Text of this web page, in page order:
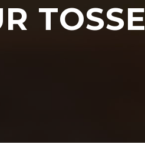
R TOSSE